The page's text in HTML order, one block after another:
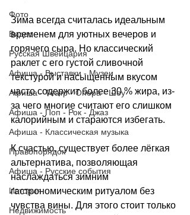
Фото
Видео
Русская Швейцария
Афиша - Выставки - Музеи
Афиша - Театр - Опера - Шоу
Афиша - Поп - Рок - Джаз
Афиша - Классическая музыка
Правопорядок
Афиша - Русские события
История
Недвижимость
Зима всегда считалась идеальным
временем для уютных вечеров и
горячего сыра. Но классический
раклет с его густой сливочной
текстурой и насыщенным вкусом
часто содержит более 30 % жира, из-
за чего многие считают его слишком
калорийным и стараются избегать.
К счастью, существует более лёгкая
альтернатива, позволяющая
наслаждаться зимним
гастрономическим ритуалом без
чувства вины. Для этого стоит только